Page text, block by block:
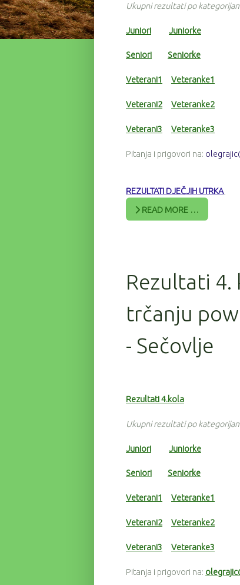
Ukupni rezultati po
Juniori Juniorke
Seniori Seniorke
Veterani1 Veteranke1
Veterani2 Veteranke2
Veterani3 Veteranke3
Pitanja i prigovori na:
REZULTATI DJEČJIH UTRKA
READ MORE …
Rezultati 4.
trčanju
- Sečovlje
Rezultati 4.kola
Ukupni rezultati po
Juniori Juniorke
Seniori Seniorke
Veterani1 Veteranke1
Veterani2 Veteranke2
Veterani3 Veteranke3
Pitanja i prigovori na: